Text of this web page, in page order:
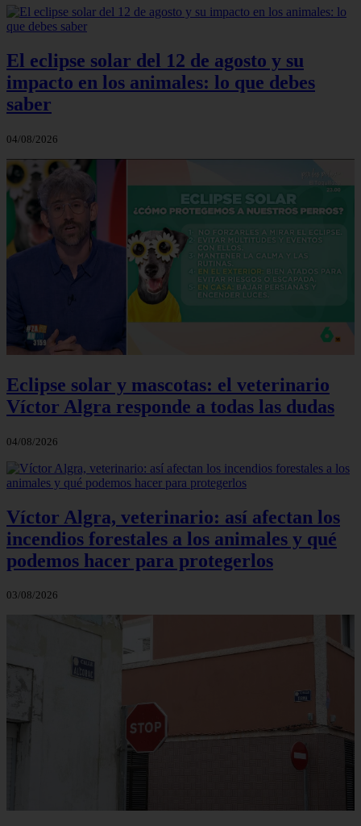
El eclipse solar del 12 de agosto y su
impacto en los animales: lo que debes
saber
04/08/2026
Eclipse solar y mascotas: el veterinario
Víctor Algra responde a todas las dudas
04/08/2026
Víctor Algra, veterinario: así afectan los
incendios forestales a los animales y qué
podemos hacer para protegerlos
03/08/2026